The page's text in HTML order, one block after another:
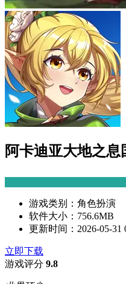
阿卡迪亚大地之息
觉醒小
游戏类别： 角色扮演
软件大小： 756.6MB
更新时间： 2026-05-31
立即下载
游戏评分 9.8